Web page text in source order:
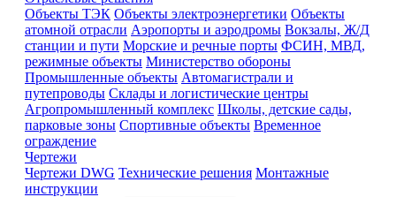
Объекты ТЭК Объекты электроэнергетики Объекты
атомной отрасли Аэропорты и аэродромы Вокзалы, Ж/Д
станции и пути Морские и речные порты ФСИН, МВД,
режимные объекты Министерство обороны
Промышленные объекты Автомагистрали и
путепроводы Склады и логистические центры
Агропромышленный комплекс Школы, детские сады,
парковые зоны Спортивные объекты Временное
ограждение
Чертежи
Чертежи DWG Технические решения Монтажные
инструкции